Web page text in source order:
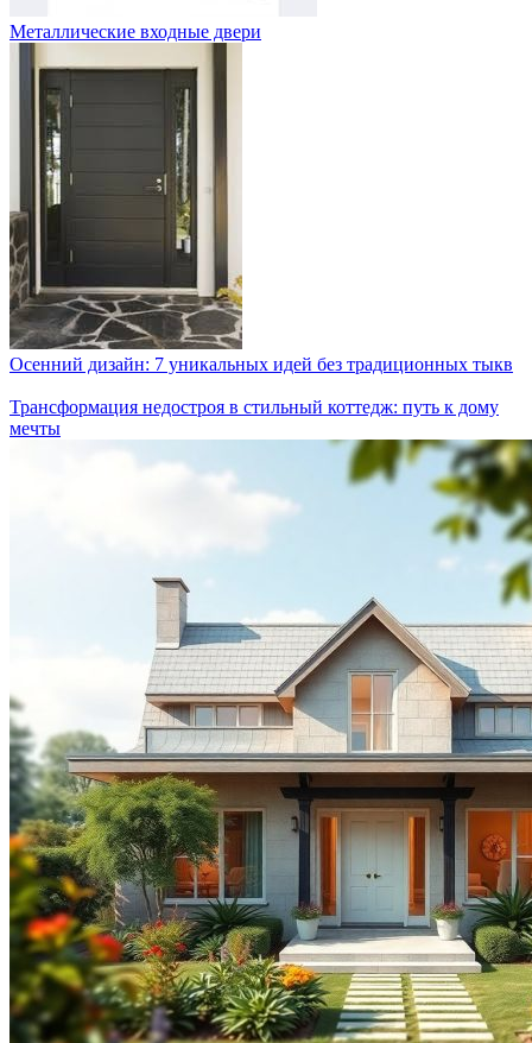
Металлические входные двери
Осенний дизайн: 7 уникальных идей без традиционных тыкв
Трансформация недостроя в стильный коттедж: путь к дому
мечты